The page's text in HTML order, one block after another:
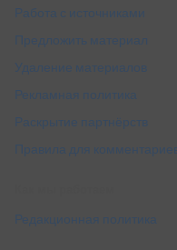
Работа с источниками
Предложить материал
Удаление материалов
Рекламная политика
Раскрытие партнёрств
Правила для комментариев
Редакционная политика